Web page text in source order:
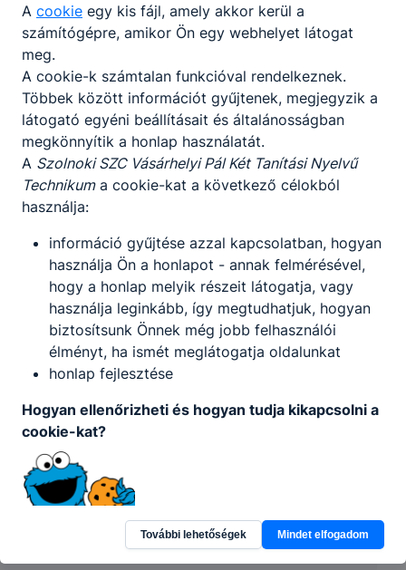
Szolnoki SZC Vásárhelyi Pál Két Tanítási
Nyelvű Technikum
5000 Szolnok, Baross utca 43.
KRÉTA
A cookie egy kis fájl, amely akkor kerül a
számítógépre, amikor Ön egy webhelyet látogat
meg.
A cookie-k számtalan funkcióval rendelkeznek.
Többek között információt gyűjtenek, megjegyzik a
látogató egyéni beállításait és általánosságban
megkönnyítik a honlap használatát.
A Szolnoki SZC Vásárhelyi Pál Két Tanítási Nyelvű
Technikuma cookie-kat a következő célokból
használja:
információ gyűjtése azzal kapcsolatban, hogyan
használja Ön a honlapot - annak felmérésével,
hogy a honlap melyik részeit látogatja, vagy
használja leginkább, így megtudhatjuk, hogyan
biztosítsunk Önnek még jobb felhasználói
élményt, ha ismét meglátogatja oldalunkat
honlap fejlesztése
Hogyan ellenőrizheti és hogyan tudja kikapcsolni a
cookie-kat?
További lehetőségek Mindet elfogadom